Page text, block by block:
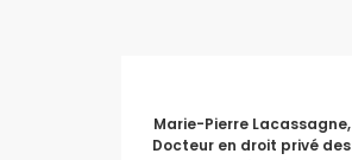
Marie-Pierre Lacassagne,
Docteur en droit privé des